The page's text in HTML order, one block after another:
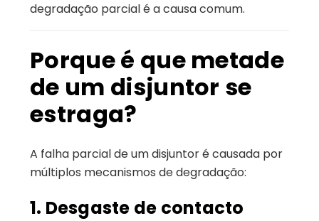
degradação parcial é a causa comum.
Porque é que metade
de um disjuntor se
estraga?
A falha parcial de um disjuntor é causada por
múltiplos mecanismos de degradação:
1. Desgaste de contacto